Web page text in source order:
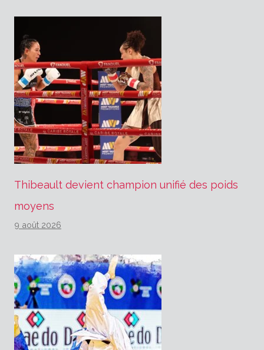
Thibeault devient champion unifié des poids
moyens
9 août 2026